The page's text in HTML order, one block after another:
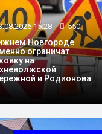
15:28 550
Новгороде
ограничат
на
и Родионова